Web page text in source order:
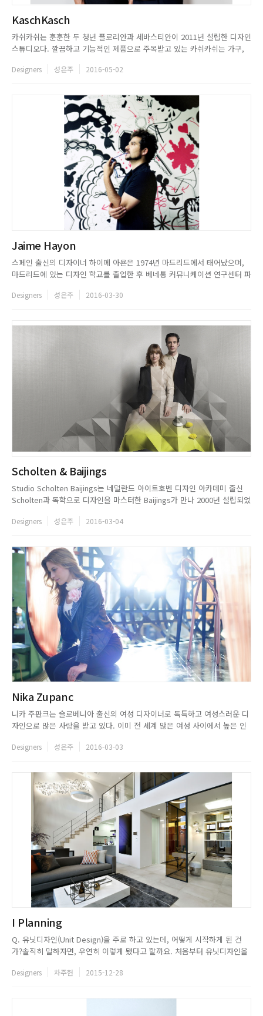
KaschKasch
카쉬카쉬는 훈훈한 두 청년 플로리안과 세바스티안이 2011년 설립한 디자인
스튜디오다. 깔끔하고 기능적인 제품으로 주목받고 있는 카쉬카쉬는 가구,
서 활동하고 있다.둘 다 삼십 대 초반의 나이에 젊고 톡톡튀는 아이디어를 바
Designers 성은주 2016-05-02
Jaime Hayon
스페인 출신의 디자이너 하이메 아욘은 1974년 마드리드에서 태어났으며,
마드리드에 있는 디자인 학교를 졸업한 후 베네통 커뮤니케이션 연구센터 파
재까지 세계 탑 클래스 디자이너로 활동하고 있는 그는 타임즈의 가장 영향
Designers 성은주 2016-03-30
Scholten & Baijings
Studio Scholten Baijings는 네덜란드 아이트호벤 디자인 아카데미 출신
Scholten과 독학으로 디자인을 마스터한 Baijings가 만나 2000년 설립되었
자인을 선보이고 있다. 정교하고 실용적인 가구와 전혀 예상하지 못한 색의
Designers 성은주 2016-03-04
Nika Zupanc
니카 주판크는 슬로베니아 출신의 여성 디자이너로 독특하고 여성스러운 디
자인으로 많은 사랑을 받고 있다. 이미 전 세계 많은 여성 사이에서 높은 인
로 많은 인기를 얻고 있다.가구 디자인과 인테리어 소품, 어린이 장난감까지
Designers 성은주 2016-03-03
I Planning
Q. 유닛디자인(Unit Design)을 주로 하고 있는데, 어떻게 시작하게 된 건
가?솔직히 말하자면, 우연히 이렇게 됐다고 할까요. 처음부터 유닛디자인을
차 주거공간으로도 영역을 넓혔고요. 그러다 우연히 유닛디자인을 시작하게
Designers 차주헌 2015-12-28